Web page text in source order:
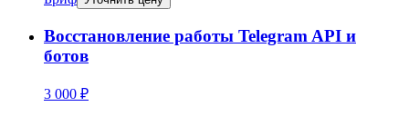
Восстановление работы Telegram API и
ботов
3 000 ₽